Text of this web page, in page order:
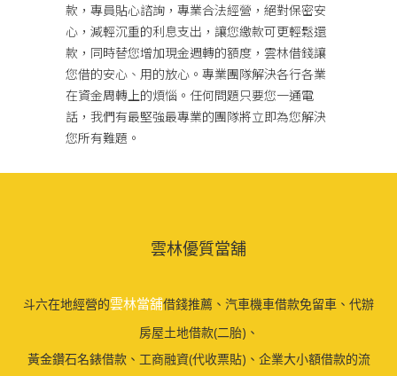
款，專員貼心諮詢，專業合法經營，絕對保密安
心，減輕沉重的利息支出，讓您繳款可更輕鬆還
款，同時替您增加現金週轉的額度，雲林借錢讓
您借的安心、用的放心。專業團隊解決各行各業
在資金周轉上的煩惱。任何問題只要您一通電
話，我們有最堅強最專業的團隊將立即為您解決
您所有難題。
雲林優質當舖
斗六在地經營的雲林當舖借錢推薦、汽車機車借款免留車、代辦
房屋土地借款(二胎)、
黃金鑽石名錶借款、工商融資(代收票貼)、企業大小額借款的流